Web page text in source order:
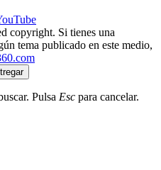
copyright. Si tienes una
tema publicado en este medio,
Pulsa Esc para cancelar.